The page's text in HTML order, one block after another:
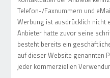
Telefon-/Faxnummern und
Werbung ist ausdrücklich nicht
Anbieter hatte zuvor seine
besteht bereits ein
auf dieser Website genannten
jeder kommerziellen